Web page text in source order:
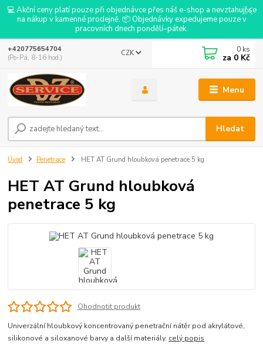
💻 Akční ceny platí pouze při objednávce přes náš e-shop a nevztahují se
na nákup v kamenné prodejně. 📦 Objednávky expedujeme pouze v
pracovních dnech pondělí–pátek.
Menu
CZK
Hledat
+420775654704
(Po-Pá, 8-16 hod.)
0 ks
za 0 Kč
Úvod Penetrace HET AT Grund hloubková penetrace 5 kg
HET AT Grund hloubková
penetrace 5 kg
Ohodnotit produkt
Univerzální hloubkový koncentrovaný penetrační nátěr pod akrylátové,
silikonové a siloxanové barvy a další materiály. celý popis